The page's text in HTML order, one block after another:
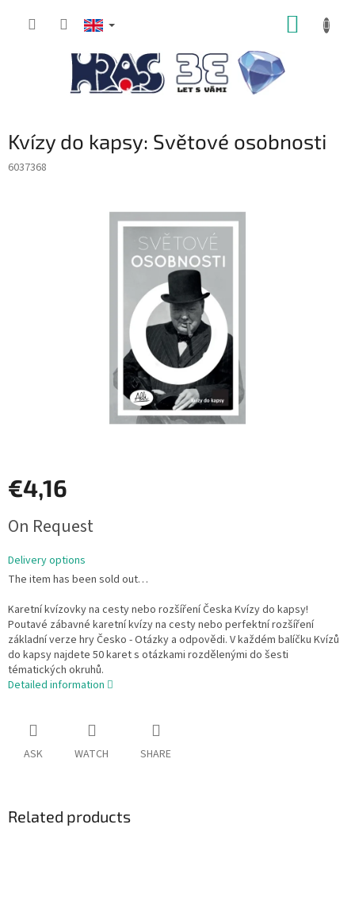
Kvízy do kapsy: Světové osobnosti
6037368
€4,16
price:
On Request
Delivery options
The item has been sold out…
Karetní kvízovky na cesty nebo rozšíření Česka Kvízy do kapsy!
Poutavé zábavné karetní kvízy na cesty nebo perfektní rozšíření
základní verze hry Česko - Otázky a odpovědi. V každém balíčku Kvízů
do kapsy najdete 50 karet s otázkami rozdělenými do šesti
tématických okruhů.
Detailed information
ASK WATCH SHARE
Related products